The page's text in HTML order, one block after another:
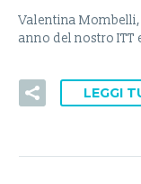
Valentina
anno del nostro ITT
LEGGI